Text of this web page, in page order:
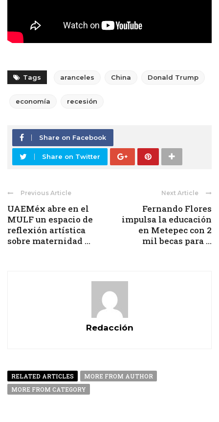
Tags aranceles China Donald Trump
economía recesión
Share on Facebook
Share on Twitter
Previous Article
UAEMéx abre en el
MULF un espacio de
reflexión artística
sobre maternidad ...
Next Article
Fernando Flores
impulsa la educación
en Metepec con 2
mil becas para ...
Redacción
RELATED ARTICLES
MORE FROM AUTHOR
MORE FROM CATEGORY